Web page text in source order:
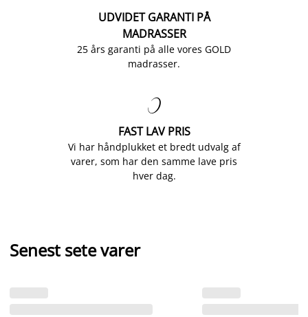
UDVIDET GARANTI PÅ
MADRASSER
25 års garanti på alle vores GOLD
madrasser.

FAST LAV PRIS
Vi har håndplukket et bredt udvalg af
varer, som har den samme lave pris
hver dag.
Senest sete varer